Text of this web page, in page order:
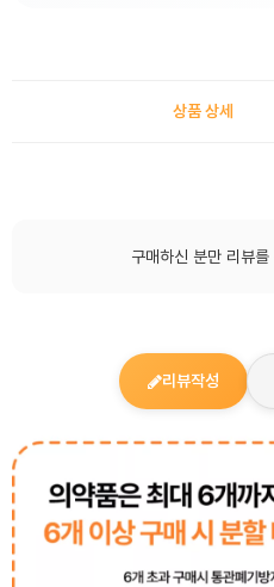
상품 상세
구매하신 분만 리뷰
리뷰작성